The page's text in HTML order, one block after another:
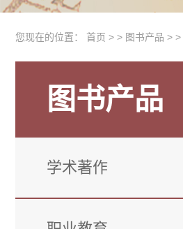
您现在的位置： 首页 > > 图书产品 > >
图书产品
学术著作